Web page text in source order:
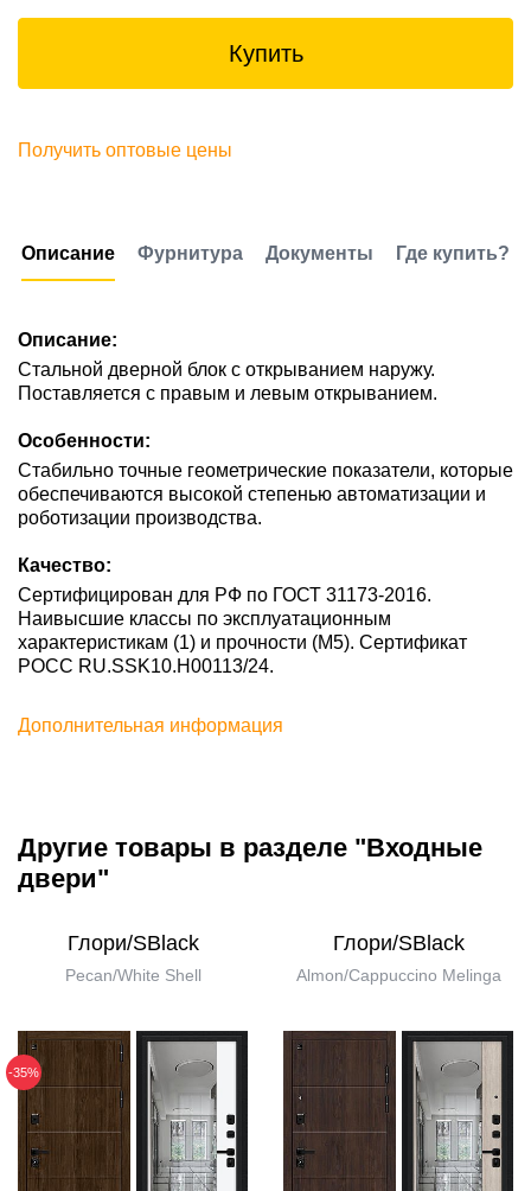
Купить
Получить оптовые цены
Описание Фурнитура Документы Где купить?
Описание:
Стальной дверной блок с открыванием наружу.
Поставляется с правым и левым открыванием.
Особенности:
Стабильно точные геометрические показатели, которые
обеспечиваются высокой степенью автоматизации и
роботизации производства.
Качество:
Сертифицирован для РФ по ГОСТ 31173-2016.
Наивысшие классы по эксплуатационным
характеристикам (1) и прочности (М5). Сертификат
POCC RU.SSK10.H00113/24.
Дополнительная информация
Другие товары в разделе "Входные
двери"
Глори/SBlack
Pecan/White Shell
-35%
Глори/SBlack
Almon/Cappuccino Melinga